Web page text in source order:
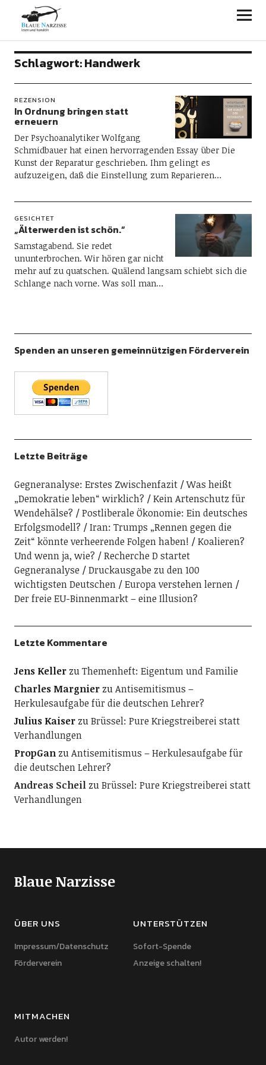
Blaue Narzisse
Schlagwort:Handwerk
REZENSION
In Ordnung bringen statt
erneuern
Der Psychoanalytiker Wolfgang
Schmidbauer hat einen hervorragenden Essay über Die
Kunst der Reparatur geschrieben. Ihm gelingt es
aufzuzeigen, daß die Einstellung zum Reparieren…
GESICHTET
„Älterwerden ist schön.“
Samstagabend. Sie redet
ununterbrochen. Wir hören gar nicht
mehr auf zu quatschen. Quälend langsam schiebt sich die
Schlange nach vorne. Was soll man…
Spenden an unseren gemeinnützigen Förderverein
Letzte Beiträge
Gegneranalyse: Erstes Zwischenfazit
Was heißt
„Demokratie leben“ wirklich?
Kein Artenschutz für
Wendehälse?
Postliberale Ökonomie: Ein deutsches
Erfolgsmodell?
Iran: Trumps „Rennen gegen die
Zeit“ könnte verheerende Folgen haben!
Koalieren?
Und wenn ja, wie?
Recherche D startet
Gegneranalyse
Druckausgabe zu den 100
wichtigsten Deutschen
Europa verstehen lernen
Der freie EU-Binnenmarkt – eine Illusion?
Letzte Kommentare
Jens KellerzuThemenheft: Eigentum und Familie
Charles MargnierzuAntisemitismus –
Herkulesaufgabe für die deutschen Lehrer?
Julius KaiserzuBrüssel: Pure Kriegstreiberei statt
Verhandlungen
PropGanzuAntisemitismus – Herkulesaufgabe für
die deutschen Lehrer?
Andreas ScheilzuBrüssel: Pure Kriegstreiberei statt
Verhandlungen
Blaue Narzisse
ÜBER UNS
Impressum/Datenschutz
Förderverein
UNTERSTÜTZEN
Sofort-Spende
Anzeige schalten!
MITMACHEN
Autor werden!